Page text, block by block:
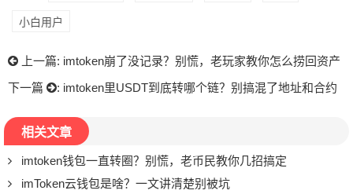
小白用户
上一篇: imtoken崩了没记录？别慌，老玩家教你怎么捞回资产
下一篇
: imtoken里USDT到底转哪个链？别搞混了地址和合约
相关文章
imtoken钱包一直转圈？别慌，老币民教你几招搞定
imToken云钱包是啥？一文讲清楚别被坑